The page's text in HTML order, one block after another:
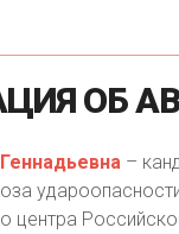
ОБ
–
центра